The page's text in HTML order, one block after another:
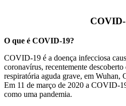
O que é COVID-19?
COVID-19 é a doença infecciosa
coronavírus, recentemente
respiratória aguda grave, em Wuhan,
Em 11 de março de 2020 a COVID-
como uma pandemia.